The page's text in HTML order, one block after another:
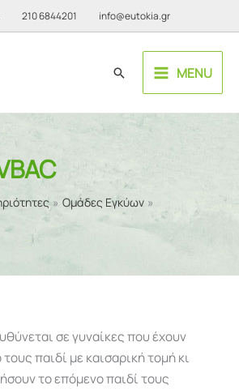
210 6844201 info@eutokia.gr
ΑναζήτησηMENU
Ομάδες Εγκύων
σε γυναίκες που έχουν
παιδί με καισαρική τομή κι
το επόμενο παιδί τους